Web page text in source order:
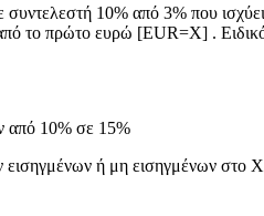
10% από 3% που
το πρώτο ευρώ [EUR=X] .
από 10% σε 15%
ή μη εισηγμένων στο